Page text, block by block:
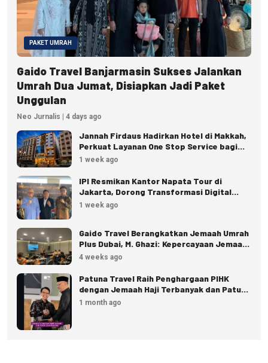
PAKET UMRAH
Gaido Travel Banjarmasin Sukses Jalankan
Umrah Dua Jumat, Disiapkan Jadi Paket
Unggulan
Neo Jurnalis | 4 days ago
Jannah Firdaus Hadirkan Hotel di Makkah,
Perkuat Layanan One Stop Service bagi
Jemaah
1 week ago
IPI Resmikan Kantor Napata Tour di
Jakarta, Dorong Transformasi Digital
Pariwisata
1 week ago
Gaido Travel Berangkatkan Jemaah Umrah
Plus Dubai, M. Ghazi: Kepercayaan Jemaah
Terus Meningkat
4 weeks ago
Patuna Travel Raih Penghargaan PIHK
dengan Jemaah Haji Terbanyak dan Patuh
Regulasi
1 month ago